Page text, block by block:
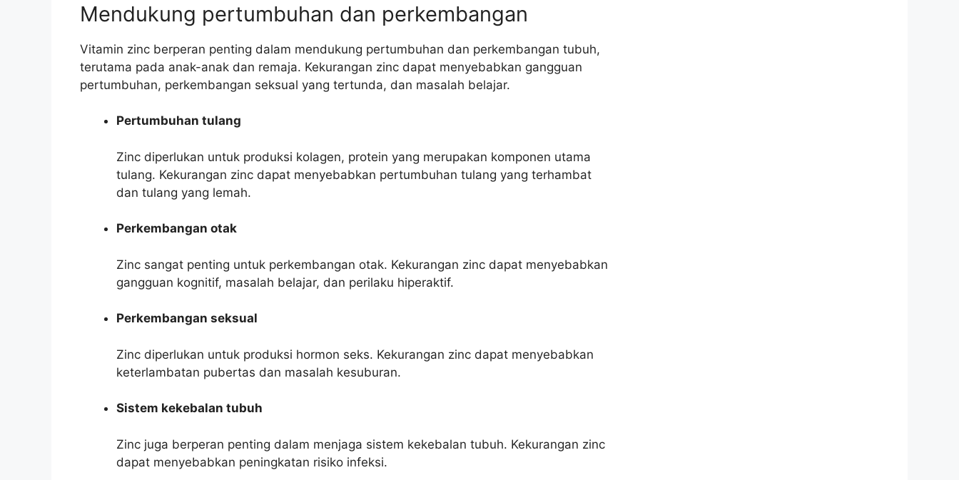
Mendukung pertumbuhan dan perkembangan
Vitamin zinc berperan penting dalam mendukung pertumbuhan dan perkembangan tubuh,
terutama pada anak-anak dan remaja. Kekurangan zinc dapat menyebabkan gangguan
pertumbuhan, perkembangan seksual yang tertunda, dan masalah belajar.
Pertumbuhan tulang
Zinc diperlukan untuk produksi kolagen, protein yang merupakan komponen utama
tulang. Kekurangan zinc dapat menyebabkan pertumbuhan tulang yang terhambat
dan tulang yang lemah.
Perkembangan otak
Zinc sangat penting untuk perkembangan otak. Kekurangan zinc dapat menyebabkan
gangguan kognitif, masalah belajar, dan perilaku hiperaktif.
Perkembangan seksual
Zinc diperlukan untuk produksi hormon seks. Kekurangan zinc dapat menyebabkan
keterlambatan pubertas dan masalah kesuburan.
Sistem kekebalan tubuh
Zinc juga berperan penting dalam menjaga sistem kekebalan tubuh. Kekurangan zinc
dapat menyebabkan peningkatan risiko infeksi.